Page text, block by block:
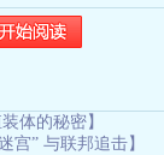
体的秘密】
宫” 与联邦追击】